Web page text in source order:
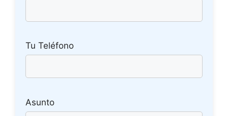
Tu Teléfono
Asunto